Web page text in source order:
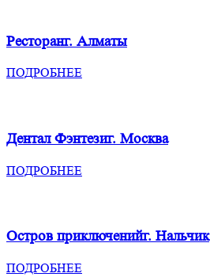
Ресторанг. Алматы
ПОДРОБНЕЕ
Дентал Фэнтезиг. Москва
ПОДРОБНЕЕ
Остров приключенийг. Нальчик
ПОДРОБНЕЕ